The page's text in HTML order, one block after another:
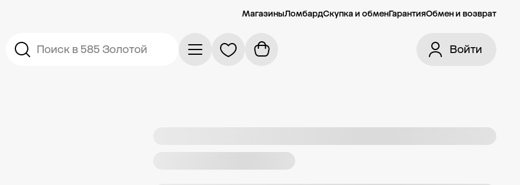
МагазиныЛомбардСкупка и обменГарантияОбмен и возврат
Поиск в 585 Золотой Войти